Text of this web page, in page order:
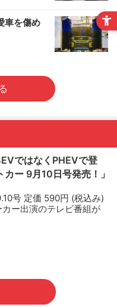
車を傷め
ではなくPHEVで登
ー 9月10日号発売！」
号 定価 590円 (税込み)
ー出演のテレビ番組が